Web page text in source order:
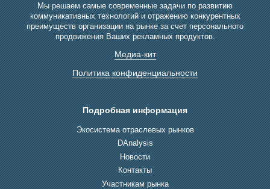
Мы решаем самые современные задачи по развитию
коммуникативных технологий и отражению конкурентных
преимуществ организации на рынке за счет персонального
продвижения Ваших рекламных продуктов.
Медиа-кит
Политика конфиденциальности
Подробная информация
Экосистема отраслевых рынков
DAnalysis
Новости
Контакты
Участникам рынка